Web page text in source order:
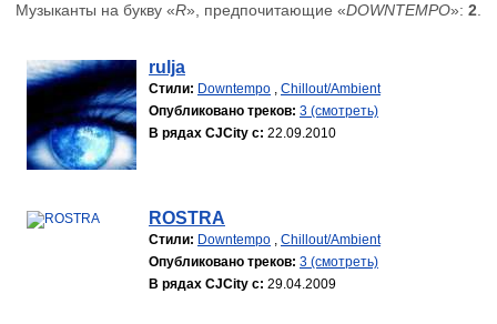
Музыканты на букву «R», предпочитающие «DOWNTEMPO»: 2
rulja
Стили: Downtempo , Chillout/Ambient
Опубликовано треков: 3 (смотреть)
В рядах CJCity с: 22.09.2010
ROSTRA
Стили: Downtempo , Chillout/Ambient
Опубликовано треков: 3 (смотреть)
В рядах CJCity с: 29.04.2009